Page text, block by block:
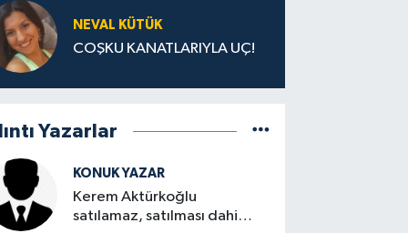
NEVAL KÜTÜK
COŞKU KANATLARIYLA UÇ!
Yazarlar
KONUK YAZAR
Kerem Aktürkoğlu
satılamaz, satılması dahi